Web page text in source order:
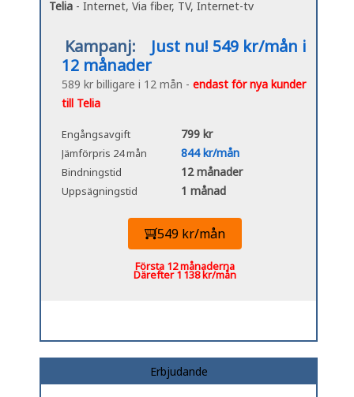
Telia - Internet, Via fiber, TV, Internet-tv
Kampanj:
Just nu! 549 kr/mån i
12 månader
589 kr billigare i 12 mån - endast för nya kunder
till Telia
Engångsavgift 799 kr
Jämförpris 24 mån 844 kr/mån
Bindningstid 12 månader
Uppsägningstid 1 månad
549 kr/mån
Första 12 månaderna
Därefter 1 138 kr/mån
Erbjudande